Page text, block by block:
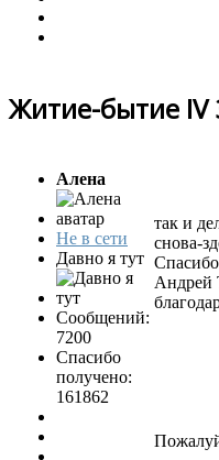
Житие-бытие IV
Алена
Не в сети
Давно я тут
Сообщений:
7200
Спасибо
получено:
161862
так и
снова-
Спасибо
Андрей